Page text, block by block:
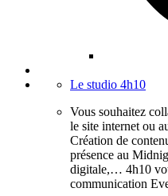
Le studio 4h10
Vous souhaitez
le site internet ou
Création de
présence au
digitale,… 4h10
communication